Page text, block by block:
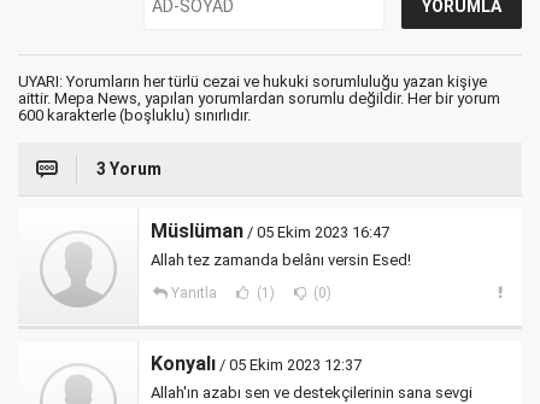
UYARI: Yorumların her türlü cezai ve hukuki sorumluluğu yazan kişiye
aittir. Mepa News, yapılan yorumlardan sorumlu değildir. Her bir yorum
600 karakterle (boşluklu) sınırlıdır.
3 Yorum
Müslüman / 05 Ekim 2023 16:47
Allah tez zamanda belânı versin Esed!
Yanıtla (1) (0)
Konyalı / 05 Ekim 2023 12:37
Allah'ın azabı sen ve destekçilerinin sana sevgi